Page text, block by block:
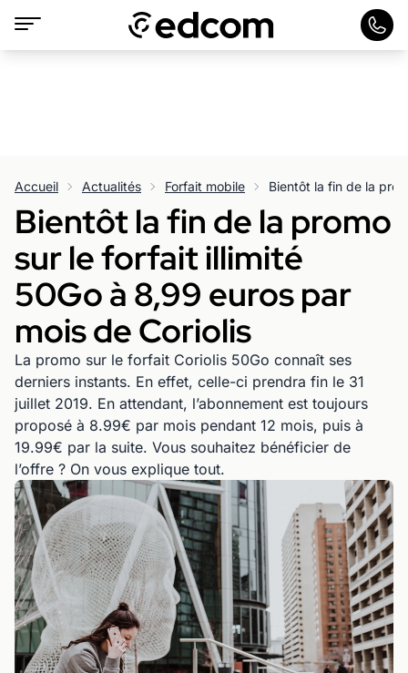
Accueil Actualités Forfait mobile
Bientôt la fin de la promo
sur le forfait illimité
50Go à 8,99 euros par
mois de Coriolis
La promo sur le forfait Coriolis 50Go connaît ses
derniers instants. En effet, celle-ci prendra fin le 31
juillet 2019. En attendant, l’abonnement est toujours
proposé à 8.99€ par mois pendant 12 mois, puis à
19.99€ par la suite. Vous souhaitez bénéficier de
l’offre ? On vous explique tout.